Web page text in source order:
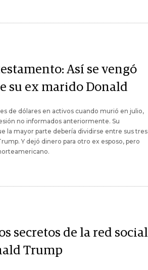
Así se vengó
su ex marido Donald
de dólares en activos cuando murió en julio,
no informados anteriormente. Su
la mayor parte debería dividirse entre sus tres
Y dejó dinero para otro ex esposo, pero
secretos de la red social
Trump